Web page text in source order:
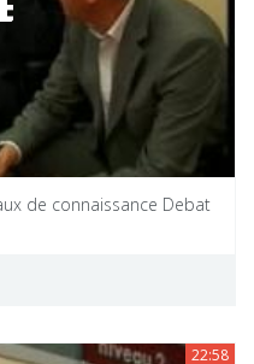
de connaissance Debat
22:58